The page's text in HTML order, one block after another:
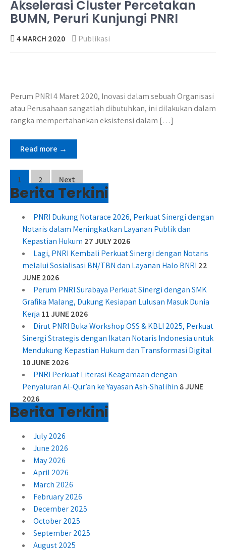
Akselerasi Cluster Percetakan
BUMN, Peruri Kunjungi PNRI
4 MARCH 2020 Publikasi
Perum PNRI 4 Maret 2020, Inovasi dalam sebuah Organisasi
atau Perusahaan sangatlah dibutuhkan, ini dilakukan dalam
rangka mempertahankan eksistensi dalam […]
Read more →
Posts
pagination
1 2 Next
Berita Terkini
PNRI Dukung Notarace 2026, Perkuat Sinergi dengan
Notaris dalam Meningkatkan Layanan Publik dan
Kepastian Hukum 27 JULY 2026
Lagi, PNRI Kembali Perkuat Sinergi dengan Notaris
melalui Sosialisasi BN/TBN dan Layanan Halo BNRI 22
JUNE 2026
Perum PNRI Surabaya Perkuat Sinergi dengan SMK
Grafika Malang, Dukung Kesiapan Lulusan Masuk Dunia
Kerja 11 JUNE 2026
Dirut PNRI Buka Workshop OSS & KBLI 2025, Perkuat
Sinergi Strategis dengan Ikatan Notaris Indonesia untuk
Mendukung Kepastian Hukum dan Transformasi Digital
10 JUNE 2026
PNRI Perkuat Literasi Keagamaan dengan
Penyaluran Al-Qur’an ke Yayasan Ash-Shalihin 8 JUNE
2026
Berita Terkini
July 2026
June 2026
May 2026
April 2026
March 2026
February 2026
December 2025
October 2025
September 2025
August 2025